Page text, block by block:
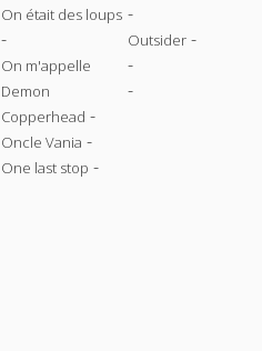
On était des loups
-
On m'appelle
Demon
Copperhead -
Oncle Vania -
One last stop -
-
Outsider -
-
-